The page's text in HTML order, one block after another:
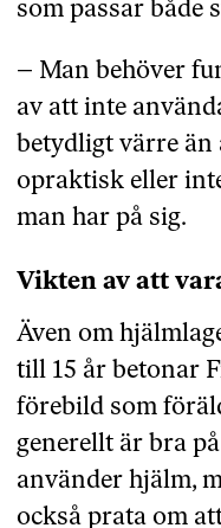
som passar både
– Man behöver
av att inte
betydligt värre än
opraktisk eller
man har på sig.
Vikten av att
Även om
till 15 år betonar
förebild som
generellt är bra
använder hjälm,
också prata om